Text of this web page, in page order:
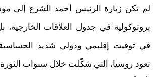
لم تكن زيارة الرئيس أحمد الشرع إلى
بروتوكولية في جدول العلاقات
في توقيت إقليمي ودولي شديد
تعود روسيا، التي شكّلت خلال سنوات الثورة